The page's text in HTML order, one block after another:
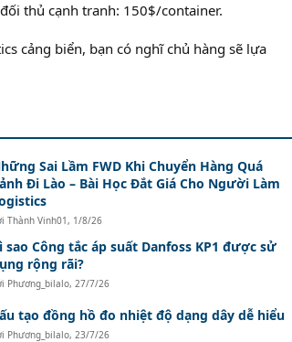
thủ cạnh tranh: 150$/container.
cảng biển, bạn có nghĩ chủ hàng sẽ lựa
Sai Lầm FWD Khi Chuyển Hàng Quá
Đi Lào – Bài Học Đắt Giá Cho Người Làm
Thành Vinh01, 1/8/26
sao Công tắc áp suất Danfoss KP1 được sử
rộng rãi?
Phương_bilalo, 27/7/26
tạo đồng hồ đo nhiệt độ dạng dây dễ hiểu
Phương_bilalo, 23/7/26